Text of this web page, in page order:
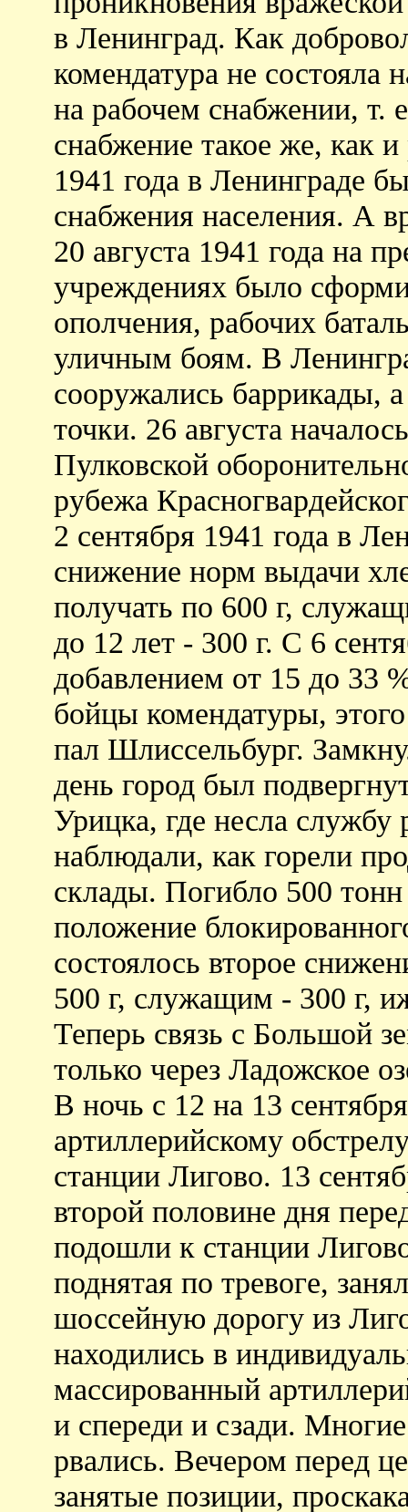
в Ленинград. Как
комендатура не состояла
на рабочем снабжении, т.
снабжение такое же, как
1941 года в Ленинграде
снабжения населения. А
20 августа 1941 года на
учреждениях было
ополчения, рабочих
уличным боям. В
сооружались баррикады,
точки. 26 августа
Пулковской
рубежа
2 сентября 1941 года в
снижение норм выдачи
получать по 600 г,
до 12 лет - 300 г. С 6
добавлением от 15 до 33
бойцы комендатуры,
пал Шлиссельбург.
день город был
Урицка, где несла службу
наблюдали, как горели
склады. Погибло 500
положение
состоялось второе
500 г, служащим - 300 г,
Теперь связь с Большой
только через Ладожское
В ночь с 12 на 13
артиллерийскому
станции Лигово. 13
второй половине дня
подошли к станции
поднятая по тревоге,
шоссейную дорогу из
находились в
массированный
и спереди и сзади.
рвались. Вечером перед
занятые позиции,